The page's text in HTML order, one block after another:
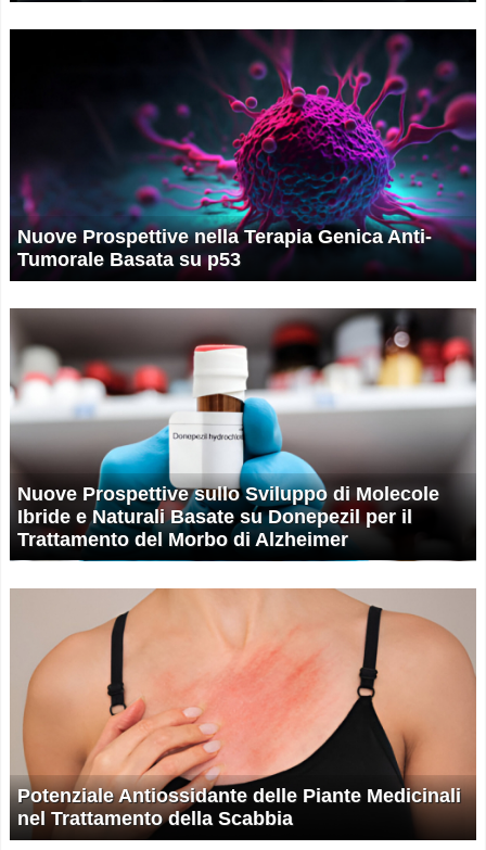
Nuove Prospettive nella Terapia Genica Anti-
Tumorale Basata su p53
Nuove Prospettive sullo Sviluppo di Molecole
Ibride e Naturali Basate su Donepezil per il
Trattamento del Morbo di Alzheimer
Potenziale Antiossidante delle Piante Medicinali
nel Trattamento della Scabbia